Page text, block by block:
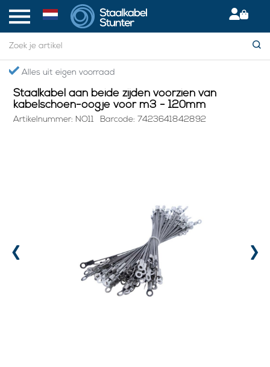
Gratis verzending boven €75,- in NL
Home > Staalkabel aan beide zijden voorzien van kabelschoen-oogje voor m3 - 120mm
Staalkabel aan beide zijden voorzien van
kabelschoen-oogje voor m3 - 120mm
Artikelnummer: NO11 Barcode: 7423641842892
‹ ›